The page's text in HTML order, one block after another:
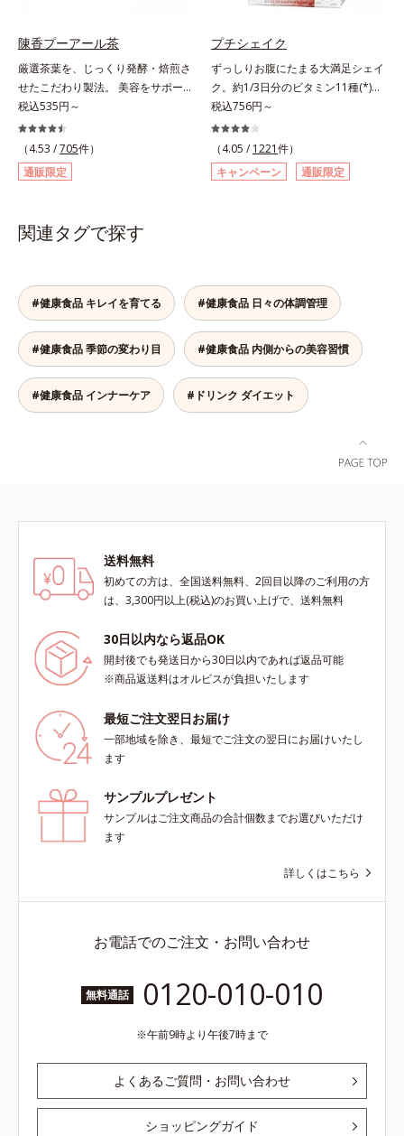
す。1日の目安量は2粒だけだから、
サッと飲みやすく手軽に続けやす
い！ 小さな粒に素材のもつ力をぎ
ゅっと閉じ込めた、食べたい女性の
ためのおまもりサプリです。
ペプチドを使用しています。
陳香プーアール茶
厳選茶葉を、じっくり発酵・焙煎さ
せたこだわり製法。 美容をサポー
トする没食子（ポリフェノール）配
合で、 本格的な味と美容ケアが楽
しめます。。胃腸にやさしい0kcal
の、ダイエット中にうれしいプ―ア
ール茶です。ホットでもアイスでも
は、芳醇な香りとまろやかな味わい
用し、茶成分が浸出しやすい若葉だ
けを使用しました。特有の没食子酸
（ボッショクシサン）がダイエット
をサポート。香ばしく、まろやかな
味わいで、毎日の食事といっしょに
お召し上がりいただけます。
税込535円～
（4.53 /705件）
通販限定
プチシェイク
ずっしりお腹にたまる大満足シェイ
ク。約1/3日分のビタミン11種(*)・
鉄分・食物繊維配合でダイエットと
美容をしっかりサポート。食事とお
きかえるだけで簡単にカロリーを抑
えつつ、果実のいいところをまるご
と使って栄養バランスUP。食物繊
い栄養、空腹具合に合わせて食べ方
のアレンジは自由自在！自然な果実
の味を活かした美味しさで、ハッピ
ーなダイエットを目指します。* ビ
タミンA、B1、B2、B6、B12、C、
D、E、ナイアシン、パントテン
酸、葉酸各商品の詳しい情報は商品
税込756円～
（4.05 / 1221件）
キャンペーン
通販限定
関連タグで探す
#健康食品 キレイを育てる #健康食品 日々の体調管理
#健康食品 季節の変わり目 #健康食品 内側からの美容習慣
#健康食品 インナーケア #ドリンク ダイエット
送料無料
初めての方は、全国送料無料、2回目以降のご利用の方
は、3,300円以上(税込)のお買い上げで、送料無料
30日以内なら返品OK
開封後でも発送日から30日以内であれば返品可能
※商品返送料はオルビスが負担いたします
最短ご注文翌日お届け
一部地域を除き、最短でご注文の翌日にお届けいたし
ます
サンプルプレゼント
サンプルはご注文商品の合計個数までお選びいただけ
ます
詳しくはこちら
お電話でのご注文・お問い合わせ
無料通話 0120-010-010
午前9時より午後7時まで
よくあるご質問・お問い合わせ
ショッピングガイド